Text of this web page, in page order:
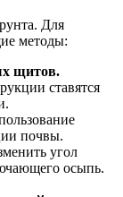
Для
методы:
щитов.
ставятся
почвы.
угол
осыпь.